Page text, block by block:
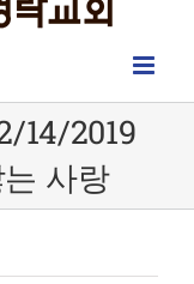
14/2019
사랑